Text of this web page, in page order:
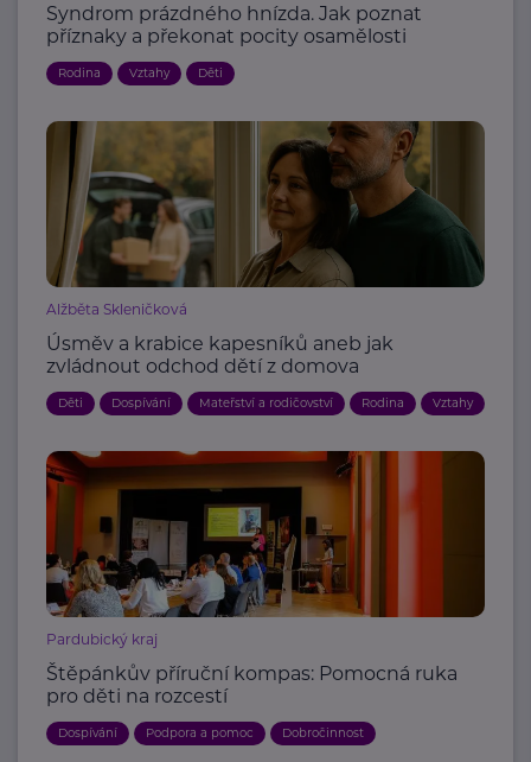
Syndrom prázdného hnízda. Jak poznat
příznaky a překonat pocity osamělosti
Rodina Vztahy Děti
Alžběta Skleničková
Úsměv a krabice kapesníků aneb jak
zvládnout odchod dětí z domova
Děti Dospívání Mateřství a rodičovství Rodina Vztahy
Pardubický kraj
Štěpánkův příruční kompas: Pomocná ruka
pro děti na rozcestí
Dospívání Podpora a pomoc Dobročinnost